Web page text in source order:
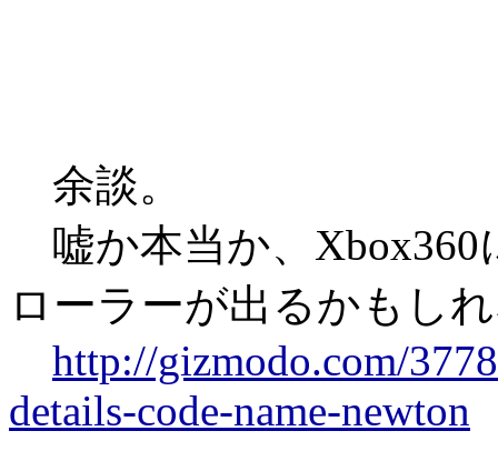
余談。
嘘か本当か、Xbox360
ローラーが出るかもし
http://gizmodo.com/
details-code-name-newton